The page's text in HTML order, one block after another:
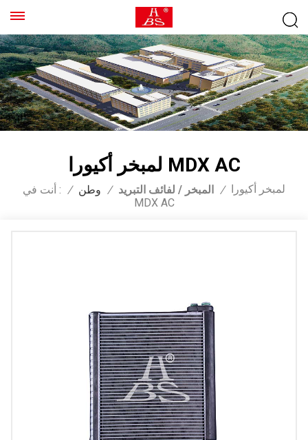
لمبخر أكيورا MDX AC
أنت في : / وطن / المبخر / لفائف التبريد /
لمبخر أكيورا
MDX AC